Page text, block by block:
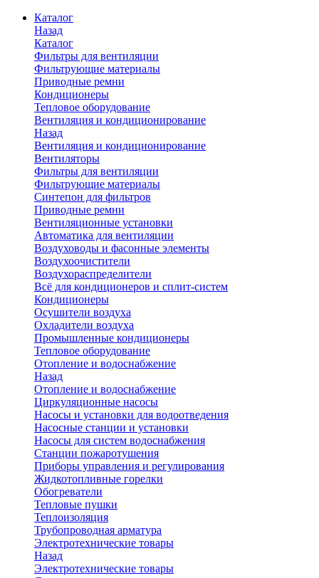
Каталог
Назад
Каталог
Фильтры для вентиляции
Фильтрующие материалы
Приводные ремни
Кондиционеры
Тепловое оборудование
Вентиляция и кондиционирование
Назад
Вентиляция и кондиционирование
Вентиляторы
Фильтры для вентиляции
Фильтрующие материалы
Синтепон для фильтров
Приводные ремни
Вентиляционные установки
Автоматика для вентиляции
Воздуховоды и фасонные элементы
Воздухоочистители
Воздухораспределители
Всё для кондиционеров и сплит-систем
Кондиционеры
Осушители воздуха
Охладители воздуха
Промышленные кондиционеры
Тепловое оборудование
Отопление и водоснабжение
Назад
Отопление и водоснабжение
Циркуляционные насосы
Насосы и установки для водоотведения
Насосные станции и установки
Насосы для систем водоснабжения
Станции пожаротушения
Приборы управления и регулирования
Жидкотопливные горелки
Обогреватели
Тепловые пушки
Теплоизоляция
Трубопроводная арматура
Электротехнические товары
Назад
Электротехнические товары